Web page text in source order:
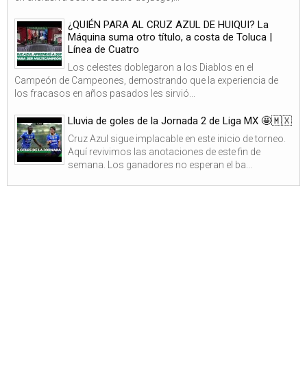
¿QUIÉN PARA AL CRUZ AZUL DE HUIQUI? La
Máquina suma otro título, a costa de Toluca |
Línea de Cuatro
Los celestes doblegaron a los Diablos en el
Campeón de Campeones, demostrando que la experiencia de
los fracasos en años pasados les sirvió...
Lluvia de goles de la Jornada 2 de Liga MX 🤩🇲🇽
Cruz Azul sigue implacable en este inicio de torneo.
Aquí revivimos las anotaciones de este fin de
semana. Los ganadores no esperan el ba...